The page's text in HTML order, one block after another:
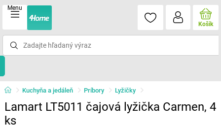
Menu
Košík
Kuchyňa a jedáleň Príbory Lyžičky
Lamart LT5011 čajová lyžička Carmen, 4
ks